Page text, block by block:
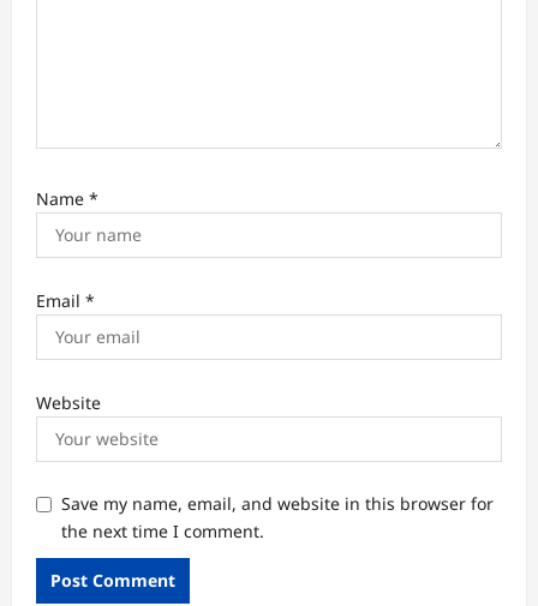
Name *
Email *
Website
Save my name, email, and website in this browser for
the next time I comment.